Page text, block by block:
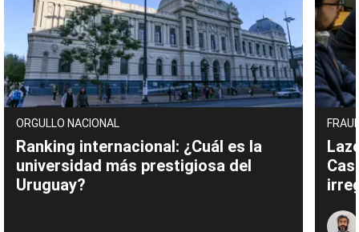
ORGULLO NACIONAL
Ranking internacional: ¿Cuál es la
universidad más prestigiosa del
Uruguay?